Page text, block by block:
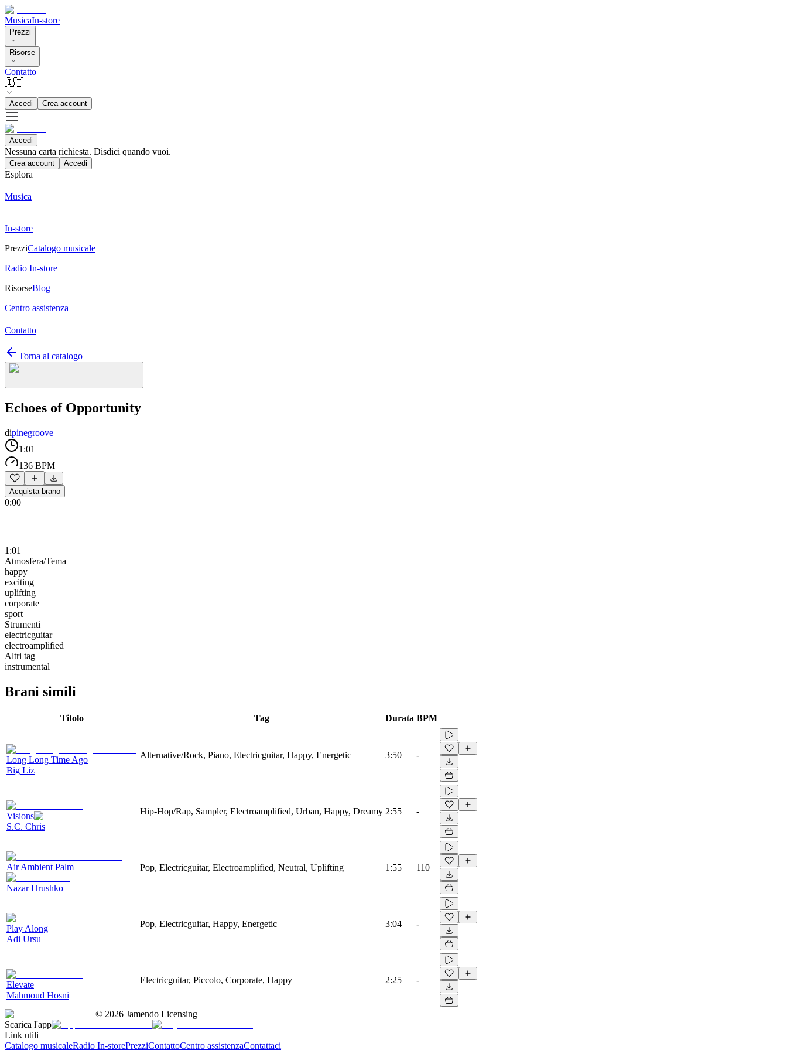
MusicaIn-store
Prezzi
Risorse
Contatto
🇮🇹
Accedi Crea account
Accedi
Nessuna carta richiesta. Disdici quando vuoi.
Crea account Accedi
Esplora
Musica
In-store
PrezziCatalogo musicale
Radio In-store
RisorseBlog
Centro assistenza
Contatto
Torna al catalogo
Echoes of Opportunity
dipinegroove
1:01
136 BPM
Acquista brano
0:00
1:01
Atmosfera/Tema
happy
exciting
uplifting
corporate
sport
Strumenti
electricguitar
electroamplified
Altri tag
instrumental
Brani simili
Titolo Tag Durata BPM
Long Long Time Ago
Big Liz
Alternative/Rock, Piano, Electricguitar, Happy, Energetic 3:50 -
Visions
S.C. Chris
Hip-Hop/Rap, Sampler, Electroamplified, Urban, Happy, Dreamy 2:55 -
Air Ambient Palm
Nazar Hrushko
Pop, Electricguitar, Electroamplified, Neutral, Uplifting 1:55 110
Play Along
Adi Ursu
Pop, Electricguitar, Happy, Energetic 3:04 -
Elevate
Mahmoud Hosni
Electricguitar, Piccolo, Corporate, Happy 2:25 -
© 2026 Jamendo Licensing
Scarica l'app
Link utili
Catalogo musicaleRadio In-storePrezziContattoCentro assistenzaContattaci